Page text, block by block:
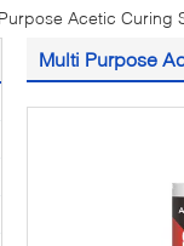
Acetic Curing
Multi Purpose